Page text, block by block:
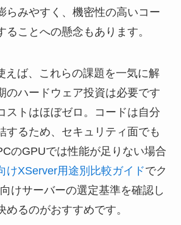
らみやすく、機密性の高いコー
ることへの懸念もあります。
えば、これらの課題を一気に解
のハードウェア投資は必要です
ストはほぼゼロ。コードは自分
するため、セキュリティ面でも
のGPUでは性能が足りない場合
けXServer用途別比較ガイドでク
けサーバーの選定基準を確認し
めるのがおすすめです。